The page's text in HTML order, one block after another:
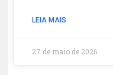
LEIA MAIS
27 de maio de 2026